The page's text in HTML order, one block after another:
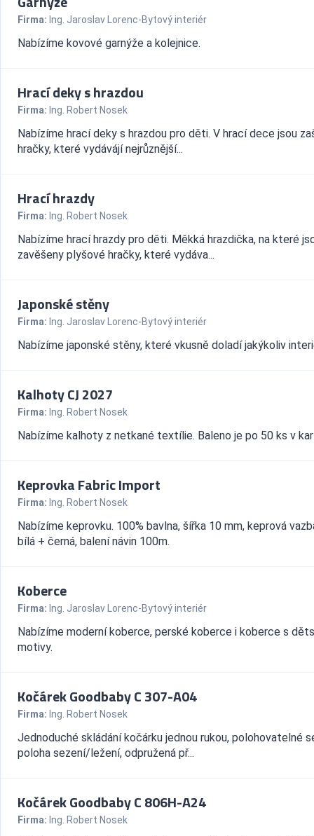
Firma: Ing. Jaroslav Lorenc-Bytový interiér
Nabízíme kovové garnýže a kolejnice.
Hrací deky s hrazdou
Firma: Ing. Robert Nosek
Nabízíme hrací deky s hrazdou pro děti. V hrací dece jsou
hračky, které vydávájí nejrůznější...
Hrací hrazdy
Firma: Ing. Robert Nosek
Nabízíme hrací hrazdy pro děti. Měkká hrazdička, na které
zavěšeny plyšové hračky, které vydáva...
Japonské stěny
Firma: Ing. Jaroslav Lorenc-Bytový interiér
Nabízíme japonské stěny, které vkusně doladí jakýkoliv
Kalhoty CJ 2027
Firma: Ing. Robert Nosek
Nabízíme kalhoty z netkané textílie. Baleno je po 50 ks v
Keprovka Fabric Import
Firma: Ing. Robert Nosek
Nabízíme keprovku. 100% bavlna, šířka 10 mm, keprová
bílá + černá, balení návin 100m.
Koberce
Firma: Ing. Jaroslav Lorenc-Bytový interiér
Nabízíme moderní koberce, perské koberce i koberce s
motivy.
Kočárek Goodbaby C 307-A04
Firma: Ing. Robert Nosek
Jednoduché skládání kočárku jednou rukou, polohovatelné
poloha sezení/ležení, odpružená př...
Kočárek Goodbaby C 806H-A24
Firma: Ing. Robert Nosek